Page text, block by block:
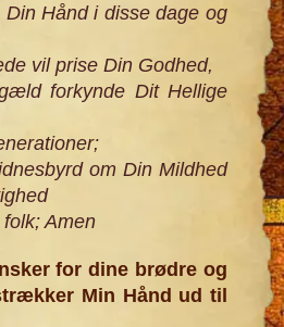
Hånd i disse dage og
vil prise Din Godhed,
forkynde Dit Hellige
om Din Mildhed
Amen
for dine brødre og
Min Hånd ud til